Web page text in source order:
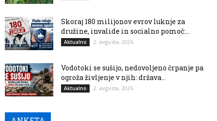
Skoraj 180 milijonov evrov luknje za
družine, invalide in socialno pomoč:...
Aktualno 2. avgusta, 2026
Vodotoki se sušijo, nedovoljeno črpanje pa
ogroža življenje v njih: država...
Aktualno 2. avgusta, 2026